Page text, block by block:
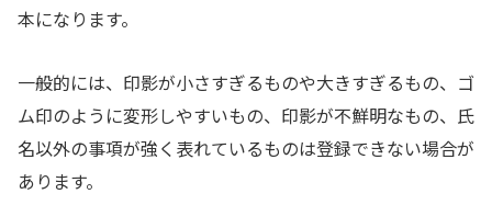
本になります。
一般的には、印影が小さすぎるものや大きすぎるもの、ゴ
ム印のように変形しやすいもの、印影が不鮮明なもの、氏
名以外の事項が強く表れているものは登録できない場合が
あります。